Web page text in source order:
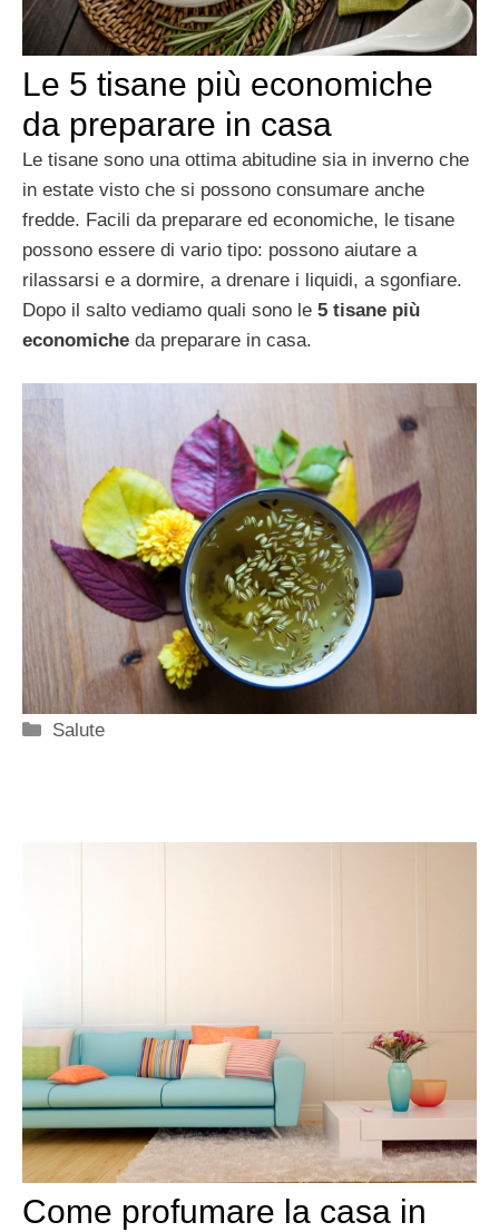
Le 5 tisane più economiche
da preparare in casa
Le tisane sono una ottima abitudine sia in inverno che
in estate visto che si possono consumare anche
fredde. Facili da preparare ed economiche, le tisane
possono essere di vario tipo: possono aiutare a
rilassarsi e a dormire, a drenare i liquidi, a sgonfiare.
Dopo il salto vediamo quali sono le 5 tisane più
economiche da preparare in casa.
Categorie
Salute
Come profumare la casa in